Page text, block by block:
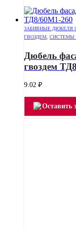
ЗАБИВНЫЕ ДЮБЕЛЯ
ГВОЗДЕМ, СИСТЕМЫ
Дюбель
гвоздем
9.02 ₽
Оставить